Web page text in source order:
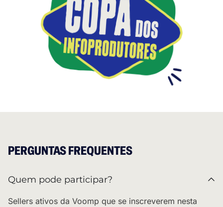
PERGUNTAS FREQUENTES
Quem pode participar?
Sellers ativos da Voomp que se inscreverem nesta